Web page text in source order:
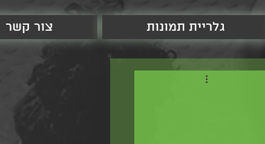
צור קשר גלריית תמונות